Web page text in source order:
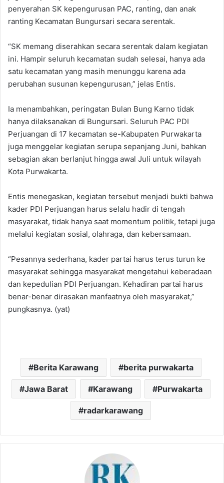
penyerahan SK kepengurusan PAC, ranting, dan anak
ranting Kecamatan Bungursari secara serentak.
‎“SK memang diserahkan secara serentak dalam kegiatan
ini. Hampir seluruh kecamatan sudah selesai, hanya ada
satu kecamatan yang masih menunggu karena ada
perubahan susunan kepengurusan,” jelas Entis.
‎Ia menambahkan, peringatan Bulan Bung Karno tidak
hanya dilaksanakan di Bungursari. Seluruh PAC PDI
Perjuangan di 17 kecamatan se-Kabupaten Purwakarta
juga menggelar kegiatan serupa sepanjang Juni, bahkan
sebagian akan berlanjut hingga awal Juli untuk wilayah
Kota Purwakarta.
‎Entis menegaskan, kegiatan tersebut menjadi bukti bahwa
kader PDI Perjuangan harus selalu hadir di tengah
masyarakat, tidak hanya saat momentum politik, tetapi juga
melalui kegiatan sosial, olahraga, dan kebersamaan.
‎“Pesannya sederhana, kader partai harus terus turun ke
masyarakat sehingga masyarakat mengetahui keberadaan
dan kepedulian PDI Perjuangan. Kehadiran partai harus
benar-benar dirasakan manfaatnya oleh masyarakat,”
pungkasnya. (yat)
Berita Karawang berita purwakarta
Jawa Barat Karawang Purwakarta
radarkarawang